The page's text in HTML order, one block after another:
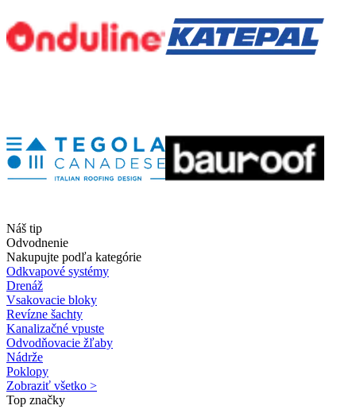
Náš tip
Odvodnenie
Nakupujte podľa kategórie
Odkvapové systémy
Drenáž
Vsakovacie bloky
Revízne šachty
Kanalizačné vpuste
Odvodňovacie žľaby
Nádrže
Poklopy
Zobraziť všetko >
Top značky